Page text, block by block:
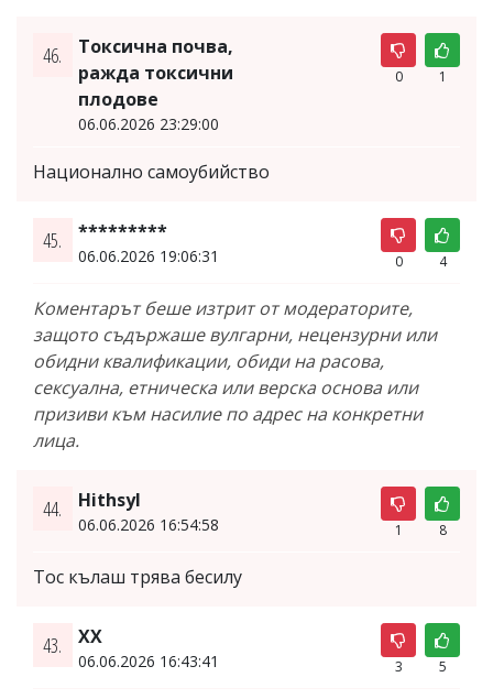
46.
Токсична почва,
ражда токсични
плодове
06.06.2026 23:29:00
0 1
Национално самоубийство
45. *********
06.06.2026 19:06:31 0 4
Коментарът беше изтрит от модераторите,
защото съдържаше вулгарни, нецензурни или
обидни квалификации, обиди на расова,
сексуална, етническа или верска основа или
призиви към насилие по адрес на конкретни
лица.
44. Hithsyl
06.06.2026 16:54:58 1 8
Тос кълаш трява бесилу
43. XX
06.06.2026 16:43:41 3 5